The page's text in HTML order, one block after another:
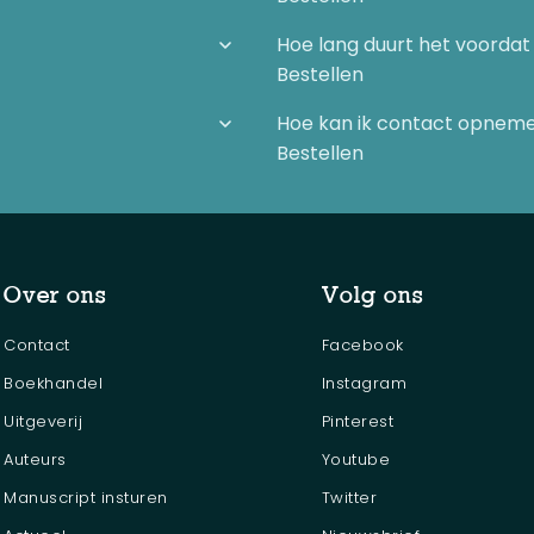
Hoe lang duurt het
Bestellen
Hoe kan ik contact
Bestellen
Over ons
Contact
Boekhandel
Uitgeverij
Auteurs
Manuscript insturen
Volg ons
Facebook
Instagram
Pinterest
Youtube
Twitter